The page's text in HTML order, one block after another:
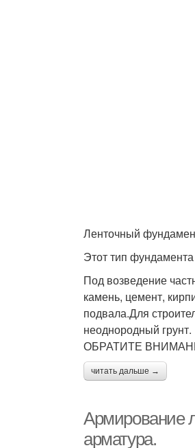
Ленточный
Этот тип
Под возведение
камень, цемент,
подвала.Для
неоднородный грунт.
ОБРАТИТЕ
читать дальше →
Армирование
арматура.